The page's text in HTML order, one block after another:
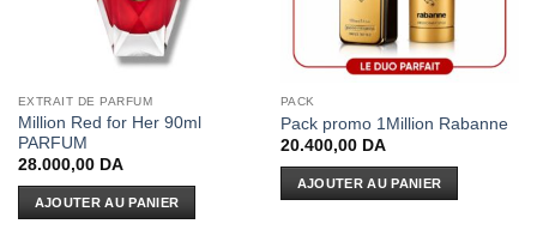
EXTRAIT DE PARFUM
Million Red for Her 90ml
PARFUM
28.000,00 DA
AJOUTER AU PANIER
PACK
Pack promo 1Million Rabanne
20.400,00 DA
AJOUTER AU PANIER